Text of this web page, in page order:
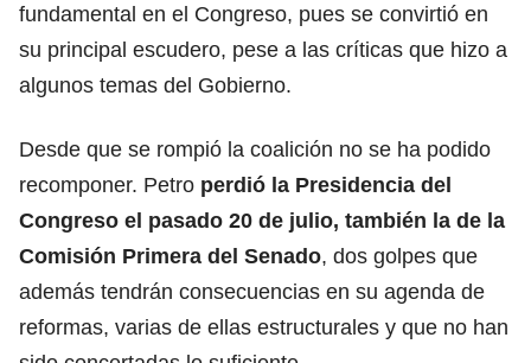
fundamental en el Congreso, pues se convirtió en
su principal escudero, pese a las críticas que hizo a
algunos temas del Gobierno.
Desde que se rompió la coalición no se ha podido
recomponer. Petro perdió la Presidencia del
Congreso el pasado 20 de julio, también la de la
Comisión Primera del Senado, dos golpes que
además tendrán consecuencias en su agenda de
reformas, varias de ellas estructurales y que no han